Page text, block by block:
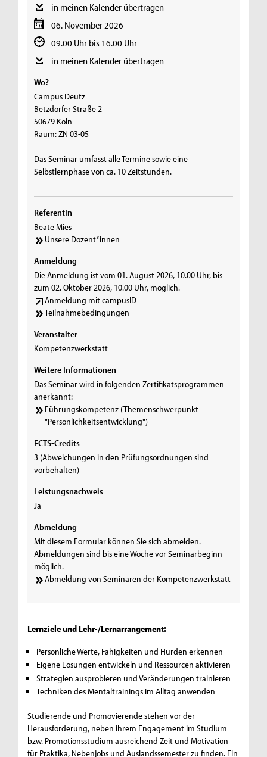
in meinen Kalender übertragen
06. November 2026
09.00 Uhr bis 16.00 Uhr
in meinen Kalender übertragen
Wo?
Campus Deutz
Betzdorfer Straße 2
50679 Köln
Raum: ZN 03-05
Das Seminar umfasst alle Termine sowie eine
Selbstlernphase von ca. 10 Zeitstunden.
ReferentIn
Beate Mies
Unsere Dozent*innen
Anmeldung
Die Anmeldung ist vom 01. August 2026, 10.00 Uhr, bis
zum 02. Oktober 2026, 10.00 Uhr, möglich.
Anmeldung mit campusID
Teilnahmebedingungen
Veranstalter
Kompetenzwerkstatt
Weitere Informationen
Das Seminar wird in folgenden Zertifikatsprogrammen
anerkannt:
Führungskompetenz (Themenschwerpunkt
"Persönlichkeitsentwicklung")
ECTS-Credits
3 (Abweichungen in den Prüfungsordnungen sind
vorbehalten)
Leistungsnachweis
Ja
Abmeldung
Mit diesem Formular können Sie sich abmelden.
Abmeldungen sind bis eine Woche vor Seminarbeginn
möglich.
Abmeldung von Seminaren der Kompetenzwerkstatt
Lernziele und Lehr-/Lernarrangement:
Persönliche Werte, Fähigkeiten und Hürden erkennen
Eigene Lösungen entwickeln und Ressourcen aktivieren
Strategien ausprobieren und Veränderungen trainieren
Techniken des Mentaltrainings im Alltag anwenden
Studierende und Promovierende stehen vor der
Herausforderung, neben ihrem Engagement im Studium
bzw. Promotionsstudium ausreichend Zeit und Motivation
für Praktika, Nebenjobs und Auslandssemester zu finden. Ein